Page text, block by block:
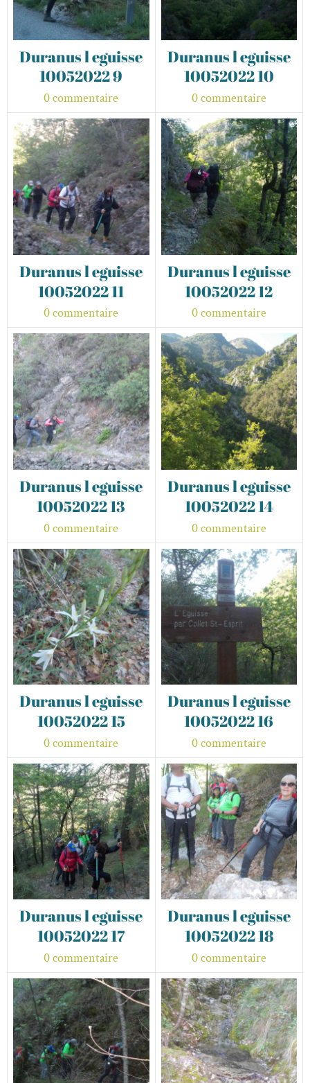
Duranus l eguisse
10052022 9
0 commentaire
Duranus l eguisse
10052022 10
0 commentaire
Duranus l eguisse
10052022 11
0 commentaire
Duranus l eguisse
10052022 12
0 commentaire
Duranus l eguisse
10052022 13
0 commentaire
Duranus l eguisse
10052022 14
0 commentaire
Duranus l eguisse
10052022 15
0 commentaire
Duranus l eguisse
10052022 16
0 commentaire
Duranus l eguisse
10052022 17
0 commentaire
Duranus l eguisse
10052022 18
0 commentaire